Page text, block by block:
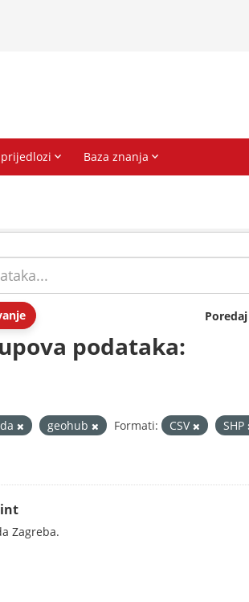
podataka:
geohub Formati: CSV SHP
Zagreba.